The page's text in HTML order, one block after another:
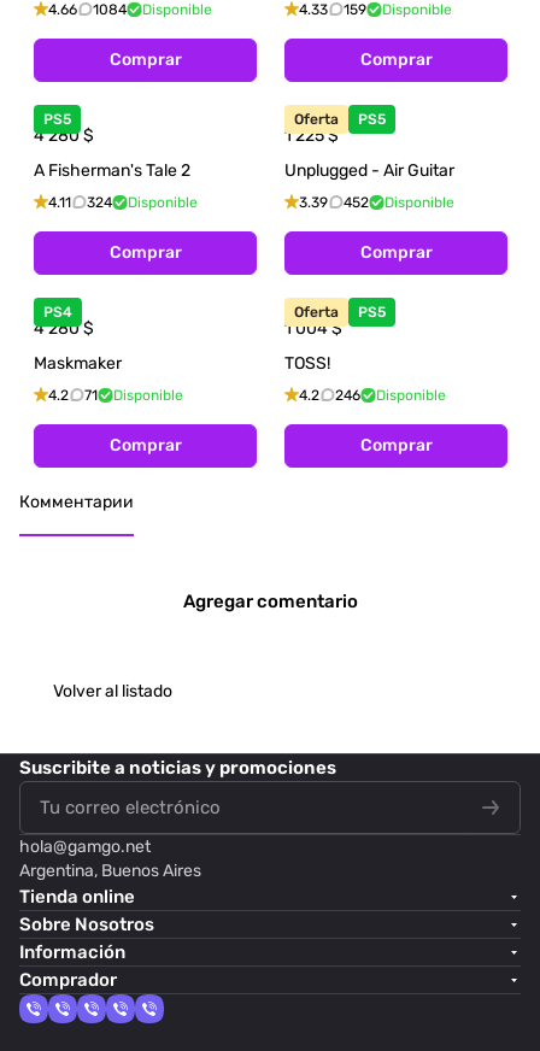
4.66 1084 Disponible
Comprar
4.33 159 Disponible
Comprar
PS5
4 280$
A Fisherman's Tale 2
4.11 324 Disponible
Comprar
Oferta PS5
1 225$
Unplugged - Air Guitar
3.39 452 Disponible
Comprar
PS4
4 280$
Maskmaker
4.2 71 Disponible
Comprar
Oferta PS5
1 004$
TOSS!
4.2 246 Disponible
Comprar
Комментарии
Agregar comentario
Volver al listado
Suscribitea noticias y promociones
hola@gamgo.net
Argentina, Buenos Aires
Tienda online
Sobre Nosotros
Información
Comprador